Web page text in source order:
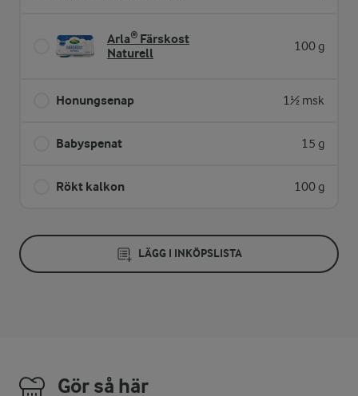
Arla® Färskost
Naturell
100 g
Honungsenap 1½ msk
Babyspenat 15 g
Rökt kalkon 100 g
LÄGG I INKÖPSLISTA
Gör så här